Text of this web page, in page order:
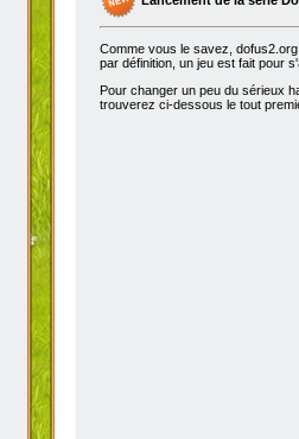
Comme vous le savez,
par définition, un jeu est fait pour
Pour changer un peu du sérieux
trouverez ci-dessous le tout